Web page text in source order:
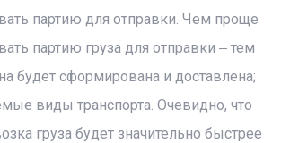
партию для отправки. Чем проще
партию груза для отправки ‒ тем
будет сформирована и доставлена;
виды транспорта. Очевидно, что
груза будет значительно быстрее